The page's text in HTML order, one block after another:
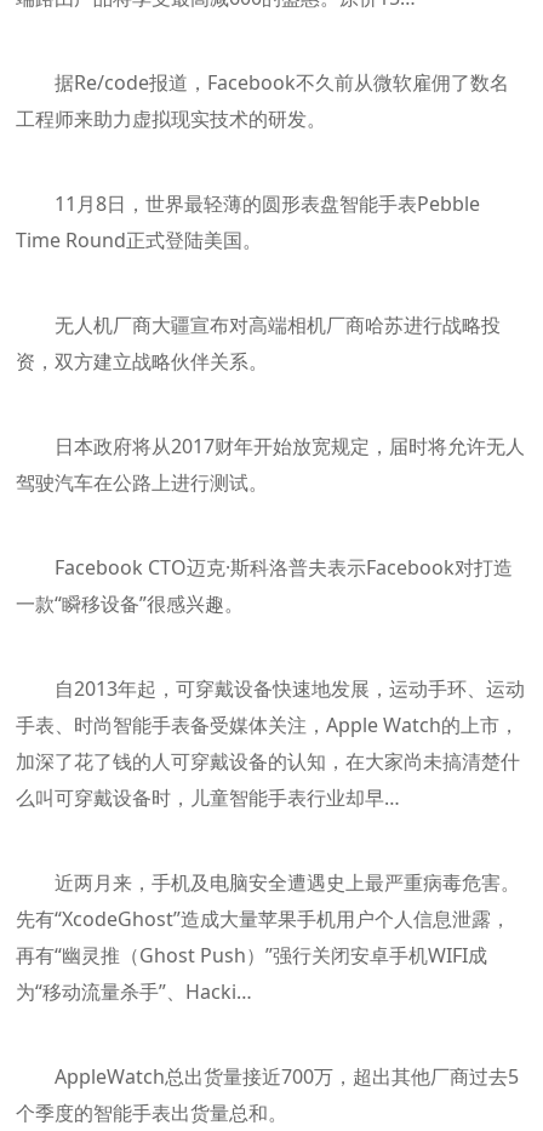
据Re/code报道，Facebook不久前从微软雇佣了数名
工程师来助力虚拟现实技术的研发。
11月8日，世界最轻薄的圆形表盘智能手表Pebble
Time Round正式登陆美国。
无人机厂商大疆宣布对高端相机厂商哈苏进行战略投
资，双方建立战略伙伴关系。
日本政府将从2017财年开始放宽规定，届时将允许无人
驾驶汽车在公路上进行测试。
Facebook CTO迈克·斯科洛普夫表示Facebook对打造
一款“瞬移设备”很感兴趣。
自2013年起，可穿戴设备快速地发展，运动手环、运动
手表、时尚智能手表备受媒体关注，Apple Watch的上市，
加深了花了钱的人可穿戴设备的认知，在大家尚未搞清楚什
么叫可穿戴设备时，儿童智能手表行业却早…
近两月来，手机及电脑安全遭遇史上最严重病毒危害。
先有“XcodeGhost”造成大量苹果手机用户个人信息泄露，
再有“幽灵推（Ghost Push）”强行关闭安卓手机WIFI成
为“移动流量杀手”、Hacki…
AppleWatch总出货量接近700万，超出其他厂商过去5
个季度的智能手表出货量总和。